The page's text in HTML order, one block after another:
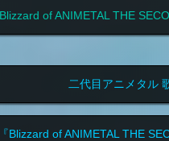
Blizzard of ANIMETAL THE
二代目アニメタル
『Blizzard of ANIMETAL THE